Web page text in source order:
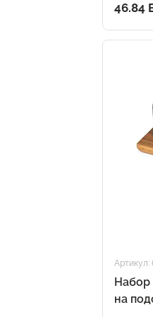
46.84
Артикул:
Набор
на